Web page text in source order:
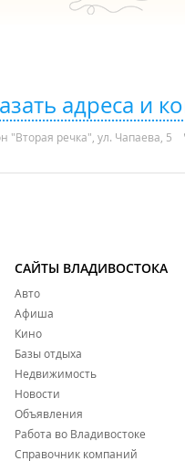
адреса и
"Вторая речка", ул. Чапаева, 5
САЙТЫ ВЛАДИВОСТОКА
Авто
Афиша
Кино
Базы отдыха
Недвижимость
Новости
Объявления
Работа во Владивостоке
Справочник компаний